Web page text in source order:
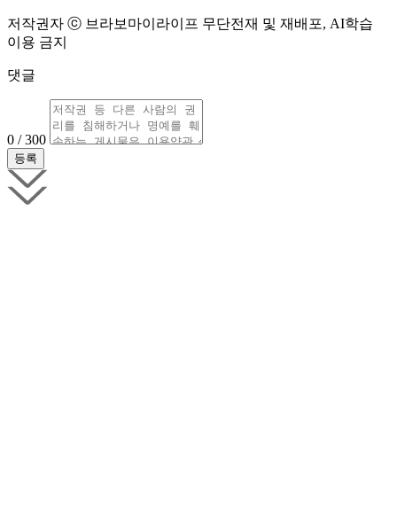
저작권자 ⓒ 브라보마이라이프 무단전재 및 재배포, AI학습
이용 금지
댓글
0 / 300